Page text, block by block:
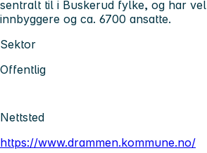
sentralt til i Buskerud fylke, og har
innbyggere og ca. 6700 ansatte.
Sektor
Offentlig
Nettsted
https://www.drammen.kommune.no/